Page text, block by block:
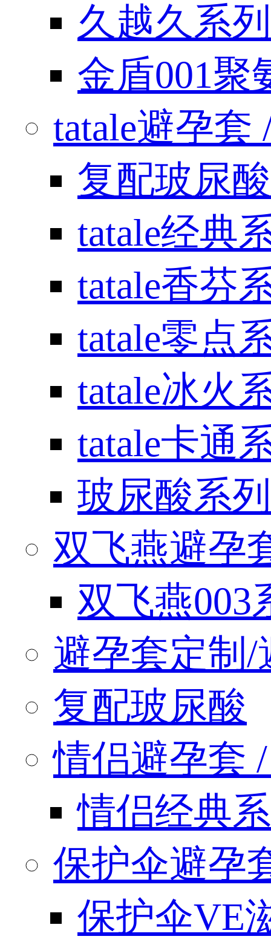
久越久系列
金盾001聚
tatale避孕套
复配玻尿
tatale经典
tatale香芬
tatale零点
tatale冰火
tatale卡通
玻尿酸系列
双飞燕避孕
双飞燕003
避孕套定制/
复配玻尿酸
情侣避孕套
情侣经典
保护伞避孕
保护伞VE